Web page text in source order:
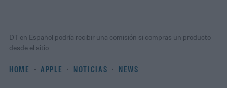
HOME APPLE NOTICIAS NEWS
DT en Español podría recibir una comisión si compras un producto
desde el sitio